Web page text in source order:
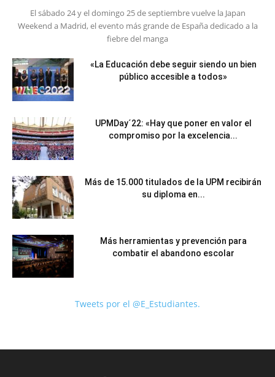
El sábado 24 y el domingo 25 de septiembre vuelve la Japan
Weekend a Madrid, el evento más grande de España dedicado a la
fiebre del manga
«La Educación debe seguir siendo un bien
público accesible a todos»
UPMDay´22: «Hay que poner en valor el
compromiso por la excelencia...
Más de 15.000 titulados de la UPM recibirán
su diploma en...
Más herramientas y prevención para
combatir el abandono escolar
Tweets por el @E_Estudiantes.